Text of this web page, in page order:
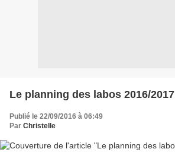
Le planning des labos 2016/2017
Publié le 22/09/2016 à 06:49
Par Christelle